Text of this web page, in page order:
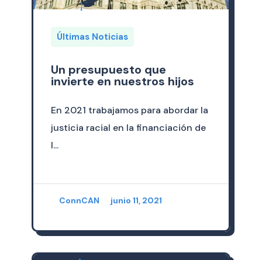
Últimas Noticias
Un presupuesto que
invierte en nuestros hijos
En 2021 trabajamos para abordar la
justicia racial en la financiación de
l...
ConnCAN junio 11, 2021